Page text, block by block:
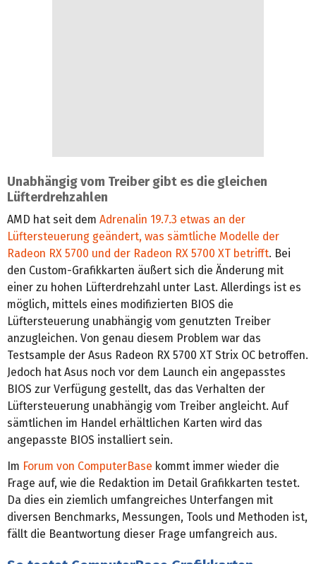
Unabhängig vom Treiber gibt es die gleichen
Lüfterdrehzahlen
AMD hat seit dem Adrenalin 19.7.3 etwas an der
Lüftersteuerung geändert, was sämtliche Modelle der
Radeon RX 5700 und der Radeon RX 5700 XT betrifft. Bei
den Custom-Grafikkarten äußert sich die Änderung mit
einer zu hohen Lüfterdrehzahl unter Last. Allerdings ist es
möglich, mittels eines modifizierten BIOS die
Lüftersteuerung unabhängig vom genutzten Treiber
anzugleichen. Von genau diesem Problem war das
Testsample der Asus Radeon RX 5700 XT Strix OC betroffen.
Jedoch hat Asus noch vor dem Launch ein angepasstes
BIOS zur Verfügung gestellt, das das Verhalten der
Lüftersteuerung unabhängig vom Treiber angleicht. Auf
sämtlichen im Handel erhältlichen Karten wird das
angepasste BIOS installiert sein.
Im Forum von ComputerBase kommt immer wieder die
Frage auf, wie die Redaktion im Detail Grafikkarten testet.
Da dies ein ziemlich umfangreiches Unterfangen mit
diversen Benchmarks, Messungen, Tools und Methoden ist,
fällt die Beantwortung dieser Frage umfangreich aus.